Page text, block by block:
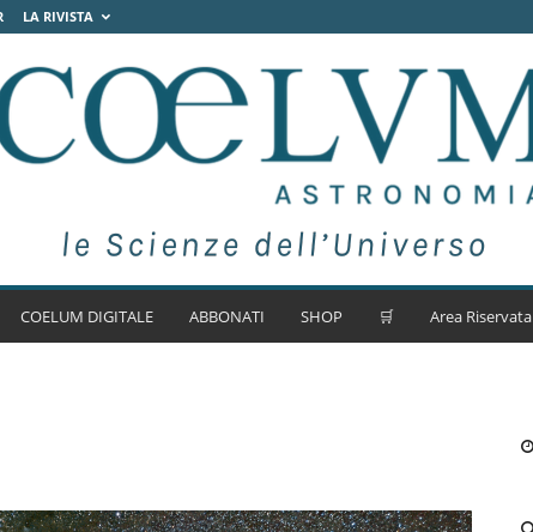
LA RIVISTA
COELUM DIGITALE ABBONATI SHOP 🛒 Area Riservata